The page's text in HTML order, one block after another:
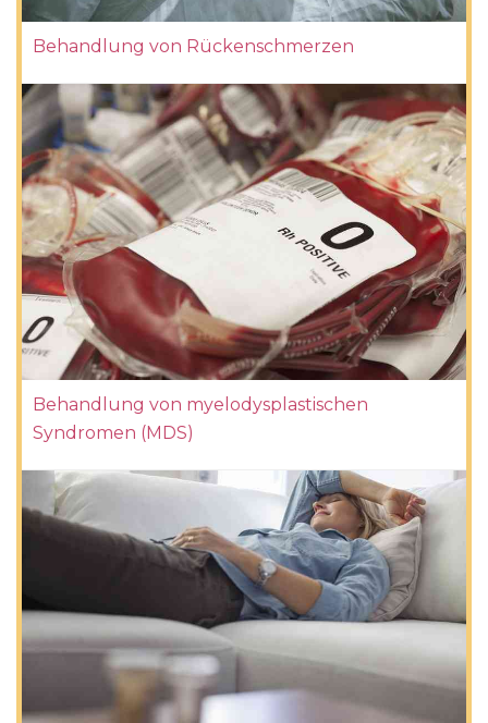
Behandlung von Rückenschmerzen
Behandlung von myelodysplastischen
Syndromen (MDS)